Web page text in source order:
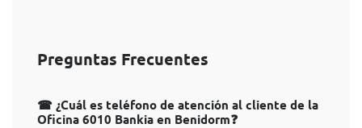
Preguntas Frecuentes
☎ ¿Cuál es teléfono de atención al cliente de la
Oficina 6010 Bankia en Benidorm❓